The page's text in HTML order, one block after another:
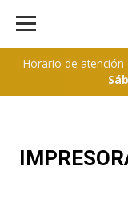
Horario de atención